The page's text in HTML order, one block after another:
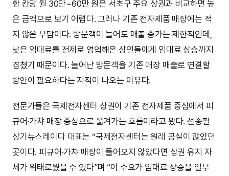
한 칸당 월 30만~60만 원은 서초구 주요 상권과 비교하면 높
은 금액으로 보기 어렵다. 그러나 기존 전자제품 매장에는 적
지 않은 부담이다. 방문객이 늘어도 매출 증가는 제한적인데,
낮은 임대료를 전제로 영업해온 상인들에게 임대료 상승까지
겹쳤기 때문이다. 늘어난 방문객을 기존 매장 매출로 연결할
방안이 필요하다는 지적이 나오는 이유다.
전문가들은 국제전자센터 상권이 기존 전자제품 중심에서 피
규어·가챠 매장 중심으로 옮겨가는 흐름이라고 봤다. 선종필
상가뉴스레이다 대표는 “국제전자센터는 원래 공실이 많았던
곳이다. 피규어·가챠 매장이 들어오지 않았다면 상권 유지 자
체가 위태로웠을 수 있다”며 “이 수요가 임대료 상승을 일부